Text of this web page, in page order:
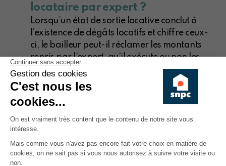
locataire par expert ?
Lorsqu’un état de sortie locative conclut à
l’existence de dégâts locatifs et chiffre ceux-
ci, le bailleur peut-il réclamer les montants
repris par l’expert, qu’il exécute ou non les
travaux ?
Propriétaire vendeur et agent
immobilier : une relation délicate
L'analyse de toutes les obligations, tant à